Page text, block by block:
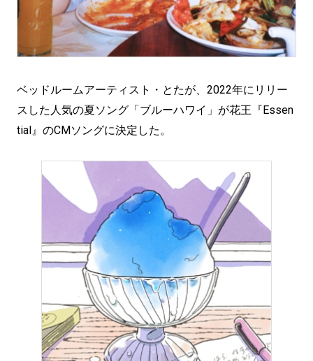
ベッドルームアーティスト・とたが、2022年にリリー
スした人気の夏ソング「ブルーハワイ」が花王『Essen
tial』のCMソングに決定した。